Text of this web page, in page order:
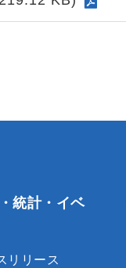
統計・イベ
リリース